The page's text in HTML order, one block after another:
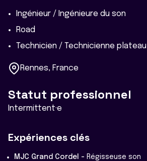
Ingénieur / Ingénieure du son
Road
Technicien / Technicienne plateau
Rennes, France
Statut professionnel
Intermittent·e
Expériences clés
MJC Grand Cordel - Régisseuse son